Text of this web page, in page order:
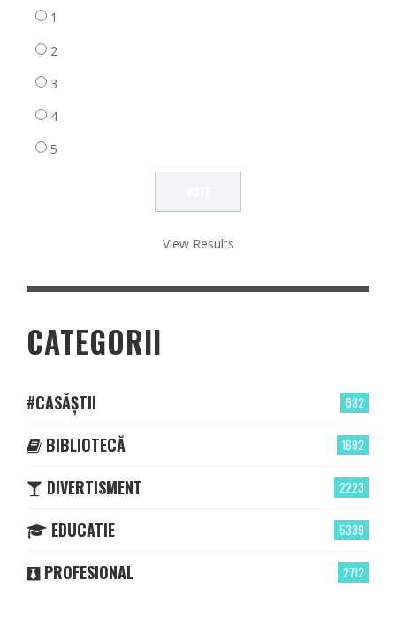
1
2
3
4
5
View Results
CATEGORII
632
#CASĂȘTII
1692
BIBLIOTECĂ
2223
DIVERTISMENT
5339
EDUCATIE
2712
PROFESIONAL